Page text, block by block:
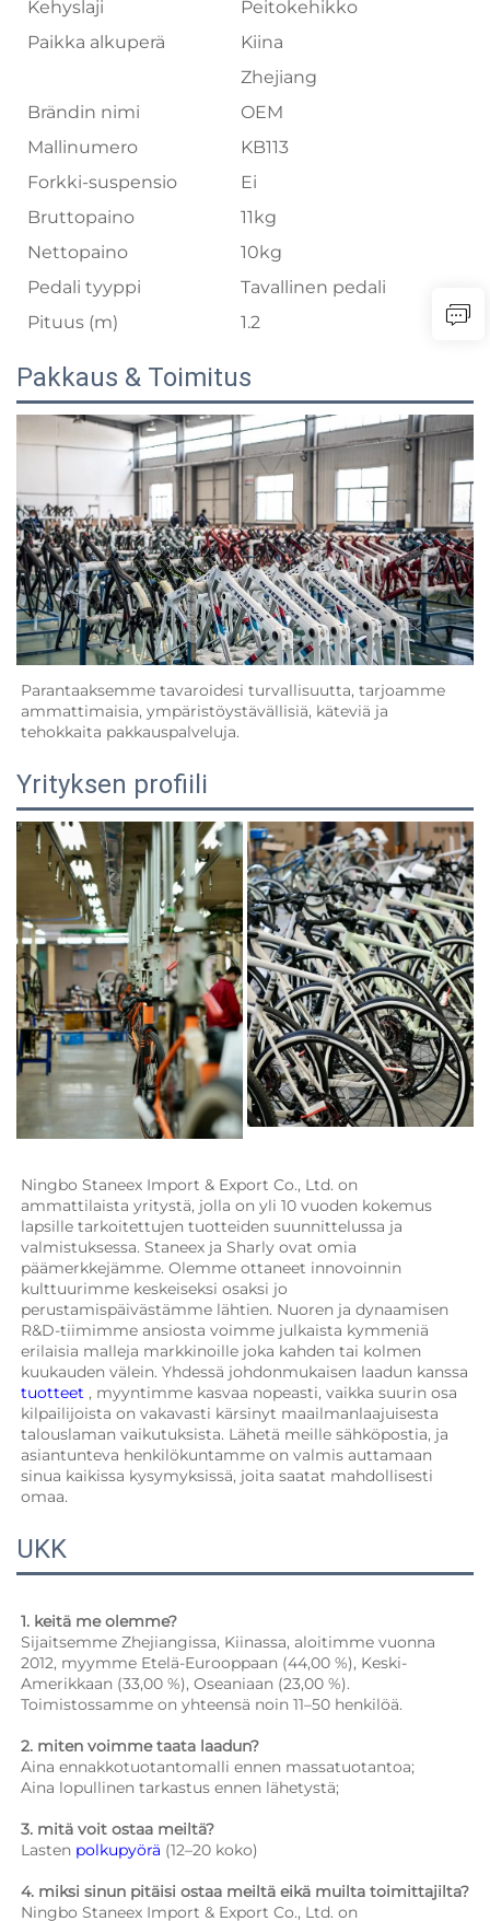
Kehyslaji
Peitokehikko
Paikka alkuperä
Kiina
Zhejiang
Brändin nimi
OEM
Mallinumero
KB113
Forkki-suspensio
Ei
Bruttopaino
11kg
Nettopaino
10kg
Pedali tyyppi
Tavallinen pedali
Pituus (m)
1.2
Pakkaus & Toimitus
Parantaaksemme tavaroidesi turvallisuutta, tarjoamme
ammattimaisia, ympäristöystävällisiä, käteviä ja
tehokkaita pakkauspalveluja.
Yrityksen profiili
Ningbo Staneex Import & Export Co., Ltd. on
ammattilaista yritystä, jolla on yli 10 vuoden kokemus
lapsille tarkoitettujen tuotteiden suunnittelussa ja
valmistuksessa. Staneex ja Sharly ovat omia
päämerkkejämme. Olemme ottaneet innovoinnin
kulttuurimme keskeiseksi osaksi jo
perustamispäivästämme lähtien. Nuoren ja dynaamisen
R&D-tiimimme ansiosta voimme julkaista kymmeniä
erilaisia malleja markkinoille joka kahden tai kolmen
tuotteet , myyntimme kasvaa nopeasti, vaikka suurin osa
kilpailijoista on vakavasti kärsinyt maailmanlaajuisesta
talouslaman vaikutuksista. Lähetä meille sähköpostia, ja
asiantunteva henkilökuntamme on valmis auttamaan
sinua kaikissa kysymyksissä, joita saatat mahdollisesti
omaa.
UKK
1. keitä me olemme?
Sijaitsemme Zhejiangissa, Kiinassa, aloitimme vuonna
2012, myymme Etelä-Eurooppaan (44,00 %), Keski-
Amerikkaan (33,00 %), Oseaniaan (23,00 %).
Toimistossamme on yhteensä noin 11–50 henkilöä.
2. miten voimme taata laadun?
Aina ennakkotuotantomalli ennen massatuotantoa;
Aina lopullinen tarkastus ennen lähetystä;
3. mitä voit ostaa meiltä?
Lasten polkupyörä (12–20 koko)
Ningbo Staneex Import & Export Co., Ltd. on